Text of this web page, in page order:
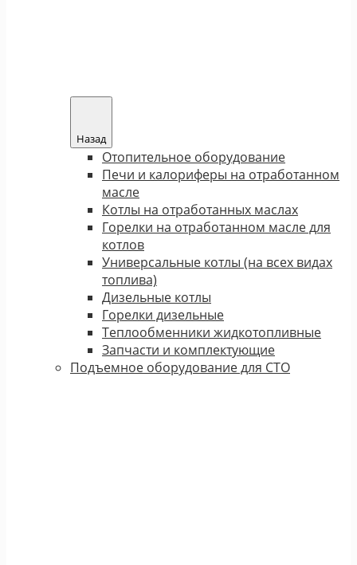
Назад
Отопительное оборудование
Печи и калориферы на отработанном
масле
Котлы на отработанных маслах
Горелки на отработанном масле для
котлов
Универсальные котлы (на всех видах
топлива)
Дизельные котлы
Горелки дизельные
Теплообменники жидкотопливные
Запчасти и комплектующие
Подъемное оборудование для СТО